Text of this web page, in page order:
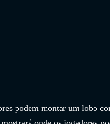
podem montar um lobo